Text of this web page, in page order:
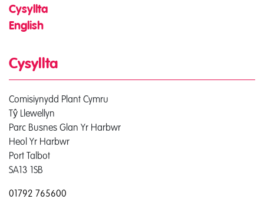
Cysyllta
English
Cysyllta
Comisiynydd Plant Cymru
Tŷ Llewellyn
Parc Busnes Glan Yr Harbwr
Heol Yr Harbwr
Port Talbot
SA13 1SB
01792 765600